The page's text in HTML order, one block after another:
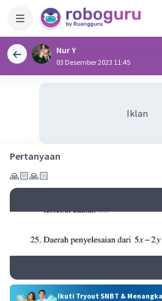
Nur Y
03 Desember 2023 11:45
Iklan
Pertanyaan
🙏🏻🙏🏻
Ikuti Tryout SNBT &